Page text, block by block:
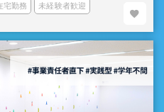
宅勤務 未経験者歓迎